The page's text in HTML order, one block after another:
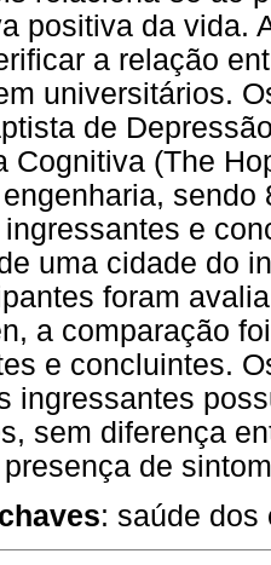
positiva da vida.
a relação
universitários.
de
Cognitiva (The
e
uma cidade do
foram
a comparação
e concluintes.
ingressantes
sem diferença
de
: saúde dos